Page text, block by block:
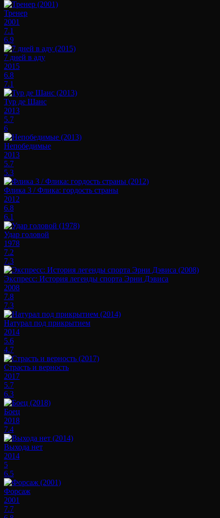
Тренер
2001
7.1
6.9
7 дней в аду
2015
6.8
7.1
Тур де Шанс
2013
5.7
6
Непобедимые
2013
5.7
5.3
Флика 3 / Флика: гордость страны
2012
6.8
6.1
Удар головой
1978
7.2
7.3
Экспресс: История легенды спорта Эрни Дэвиса
2008
7.8
7.3
Натурал под прикрытием
2014
5.6
4.7
Страсть и верность
2017
5.7
6.3
Боец
2018
7.4
Выхода нет
2014
5
6.5
Форсаж
2001
7.7